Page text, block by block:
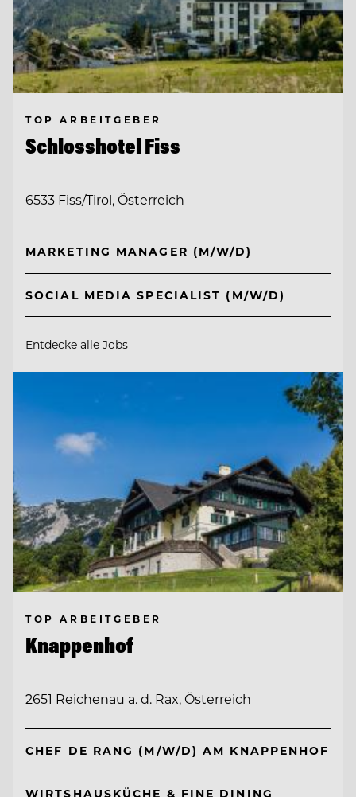
TOP ARBEITGEBER
Schlosshotel Fiss
6533 Fiss/Tirol, Österreich
MARKETING MANAGER (M/W/D)
SOCIAL MEDIA SPECIALIST (M/W/D)
Entdecke alle Jobs
TOP ARBEITGEBER
Knappenhof
2651 Reichenau a. d. Rax, Österreich
CHEF DE RANG (M/W/D) AM KNAPPENHOF
WIRTSHAUSKÜCHE & FINE DINING